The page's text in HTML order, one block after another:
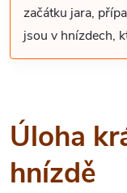
začátku jara,
jsou v hnízdech,
Úloha
hnízdě